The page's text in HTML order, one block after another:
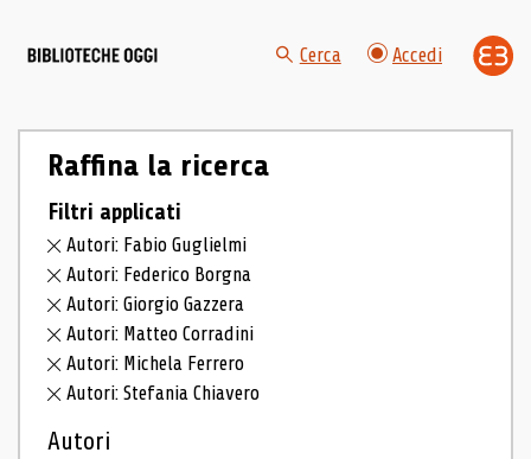
Cerca Accedi
Raffina la ricerca
Filtri applicati
Autori: Fabio Guglielmi
Autori: Federico Borgna
Autori: Giorgio Gazzera
Autori: Matteo Corradini
Autori: Michela Ferrero
Autori: Stefania Chiavero
Autori